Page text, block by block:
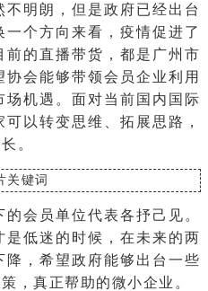
明朗，但是政府已经出台
个方向来看，疫情促进了
的直播带货，都是广州市
会能够带领会员企业利用
机遇。面对当前国内国际
以转变思维、拓展思路，
。
会员单位代表各抒己见。
低迷的时候，在未来的两
，希望政府能够出台一些
，真正帮助的微小企业。